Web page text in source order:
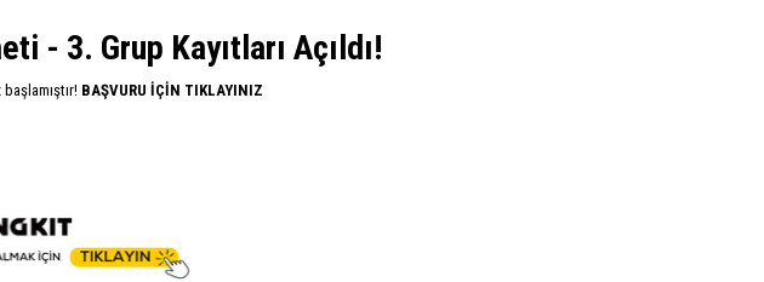
- 3. Grup Kayıtları Açıldı!
BAŞVURU İÇİN TIKLAYINIZ